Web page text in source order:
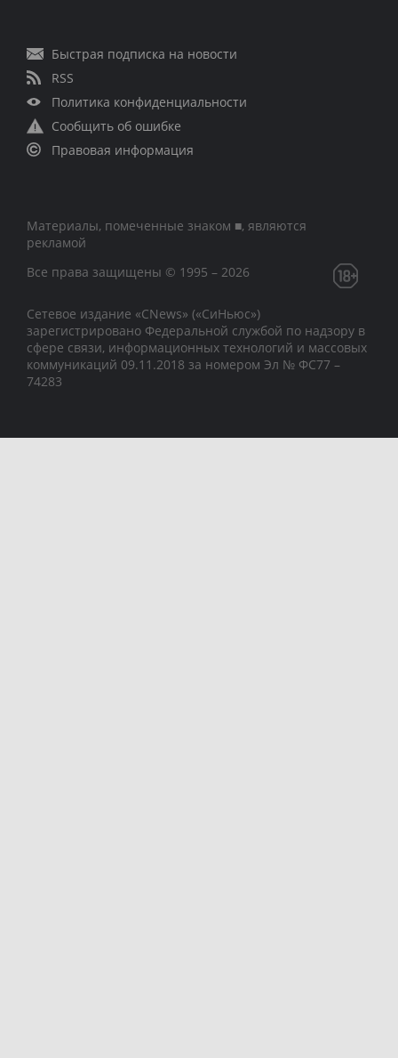
Быстрая подписка на новости
RSS
Политика конфиденциальности
Сообщить об ошибке
Правовая информация
Материалы, помеченные знаком ■, являются
рекламой
Все права защищены © 1995 – 2026
Сетевое издание «CNews» («СиНьюс»)
зарегистрировано Федеральной службой по надзору в
сфере связи, информационных технологий и массовых
коммуникаций 09.11.2018 за номером Эл № ФС77 –
74283